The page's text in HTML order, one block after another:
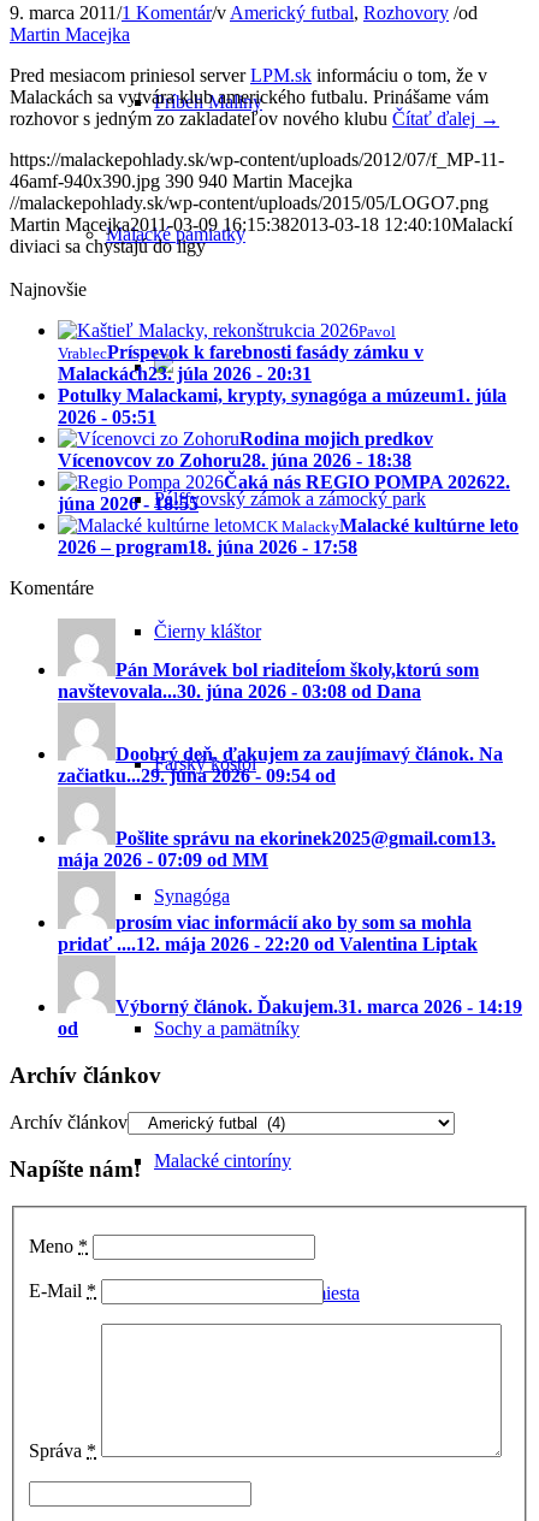
Príbeh Maliny
Malacké pamiatky
Pálffyovský zámok a zámocký park
Čierny kláštor
Farský kostol
Synagóga
Sochy a pamätníky
Malacké cintoríny
Ďalšie pozoruhodné miesta
9. marca 2011/1 Komentár/v Americký futbal, Rozhovory /od
Martin Macejka
Pred mesiacom priniesol serverLPM.sk informáciu o tom, že v
Malackách sa vytvára klub amerického futbalu. Prinášame vám
rozhovor s jedným zo zakladateľov nového klubu Čítať ďalej →
https://malackepohlady.sk/wp-content/uploads/2012/07/f_MP-11-
46amf-940x390.jpg 390 940 Martin Macejka
//malackepohlady.sk/wp-content/uploads/2015/05/LOGO7.png
Martin Macejka2011-03-09 16:15:382013-03-18 12:40:10Malackí
diviaci sa chystajú do ligy
Najnovšie
Pavol
VrablecPríspevok k farebnosti fasády zámku v
Malackách23. júla 2026 - 20:31
Potulky Malackami, krypty, synagóga a múzeum1. júla
2026 - 05:51
Rodina mojich predkov
Vícenovcov zo Zohoru28. júna 2026 - 18:38
Čaká nás REGIO POMPA 202622.
júna 2026 - 18:55
MCK MalackyMalacké kultúrne leto
2026 – program18. júna 2026 - 17:58
Komentáre
Pán Morávek bol riaditeĺom školy,ktorú som
navštevovala...30. júna 2026 - 03:08 od Dana
Doobrý deň, ďakujem za zaujímavý článok. Na
začiatku...29. júna 2026 - 09:54 od
Pošlite správu na ekorinek2025@gmail.com13.
mája 2026 - 07:09 od MM
prosím viac informácií ako by som sa mohla
pridať ....12. mája 2026 - 22:20 od Valentina Liptak
Výborný článok. Ďakujem.31. marca 2026 - 14:19
od
Archív článkov
Archív článkov
Napíšte nám!
Meno *
E-Mail *
Správa *